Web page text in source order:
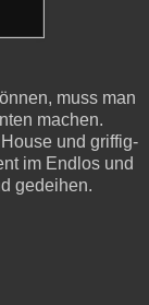
muss man
machen.
und griffig-
im Endlos und
gedeihen.